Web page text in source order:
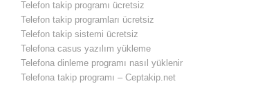
Telefon takip programı ücretsiz
Telefon takip programları ücretsiz
Telefon takip sistemi ücretsiz
Telefona casus yazılım yükleme
Telefona dinleme programı nasıl yüklenir
Telefona takip programı – Ceptakip.net